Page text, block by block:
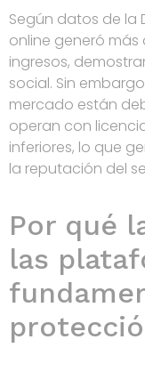
Según datos de la
online generó más
ingresos,
social. Sin
mercado están
operan con
inferiores, lo que
la reputación del
Por qué
las